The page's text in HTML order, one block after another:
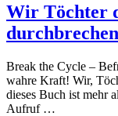
Wir Töchter
durchbrechen
Break the Cycle –
wahre Kraft! Wir,
dieses Buch ist mehr
Aufruf …